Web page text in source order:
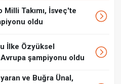
Milli Takımı, İsveç'te
oldu
İlke Özyüksel
şampiyonu oldu
ve Buğra Ünal,